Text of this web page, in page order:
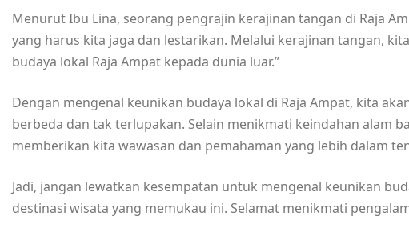
Menurut Ibu Lina, seorang pengrajin kerajinan tangan di Raja
yang harus kita jaga dan lestarikan. Melalui kerajinan tangan,
budaya lokal Raja Ampat kepada dunia luar.”
Dengan mengenal keunikan budaya lokal di Raja Ampat, kita
berbeda dan tak terlupakan. Selain menikmati keindahan alam
memberikan kita wawasan dan pemahaman yang lebih dalam
Jadi, jangan lewatkan kesempatan untuk mengenal keunikan
destinasi wisata yang memukau ini. Selamat menikmati